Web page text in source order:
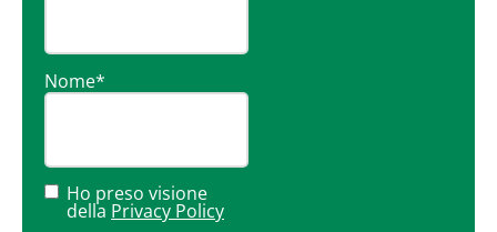
Nome*
Ho preso visione
della Privacy Policy